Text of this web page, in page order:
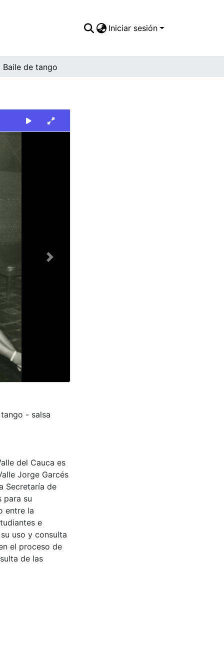
Iniciar sesión
Baile de tango
Next
- salsa
del Cauca es
Jorge Garcés
Secretaría de
para su
entre la
e
uso y consulta
el proceso de
de las